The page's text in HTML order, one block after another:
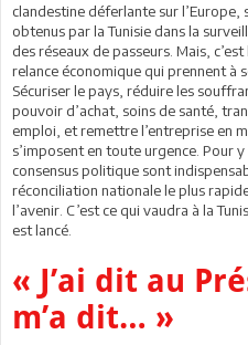
clandestine déferlante sur
obtenus par la Tunisie dans la
des réseaux de passeurs. Mais,
relance économique qui prennent à
Sécuriser le pays, réduire les
pouvoir d’achat, soins de santé,
emploi, et remettre l’entreprise en
s’imposent en toute urgence. Pour
consensus politique sont
réconciliation nationale le plus
l’avenir. C’est ce qui vaudra à la
est lancé.
« J’ai dit au
m’a dit… »